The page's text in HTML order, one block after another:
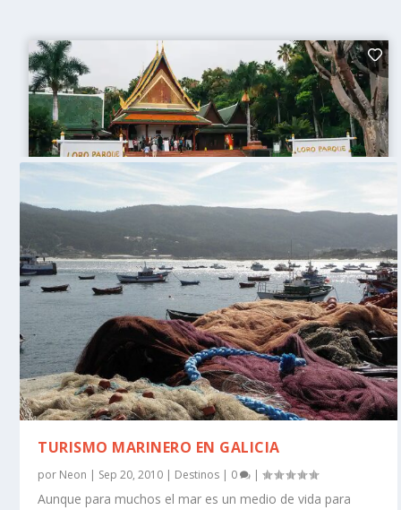
TURISMO MARINERO EN GALICIA
por Neon | Sep 20, 2010 | Destinos | 0 |
Aunque para muchos el mar es un medio de vida para